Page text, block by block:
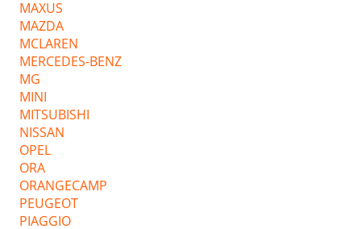
MAXUS
MAZDA
MCLAREN
MERCEDES-BENZ
MG
MINI
MITSUBISHI
NISSAN
OPEL
ORA
ORANGECAMP
PEUGEOT
PIAGGIO